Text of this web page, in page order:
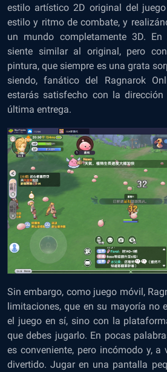
estilo artístico 2D original del
estilo y ritmo de combate, y
un mundo completamente 3D. En
siente similar al original, pero
pintura, que siempre es una grata
siendo, fanático del Ragnarok
estarás satisfecho con la
última entrega.
Sin embargo, como juego móvil,
limitaciones, que en su mayoría no
el juego en sí, sino con la
que debes jugarlo. En pocas
es conveniente, pero incómodo y, a
divertido. Jugar en una pantalla